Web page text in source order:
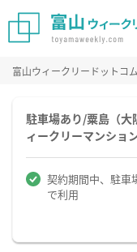
富山ウィークリードットコム
駐車場あり/粟島（大
ィークリーマンショ
契約期間中、駐車
で利用